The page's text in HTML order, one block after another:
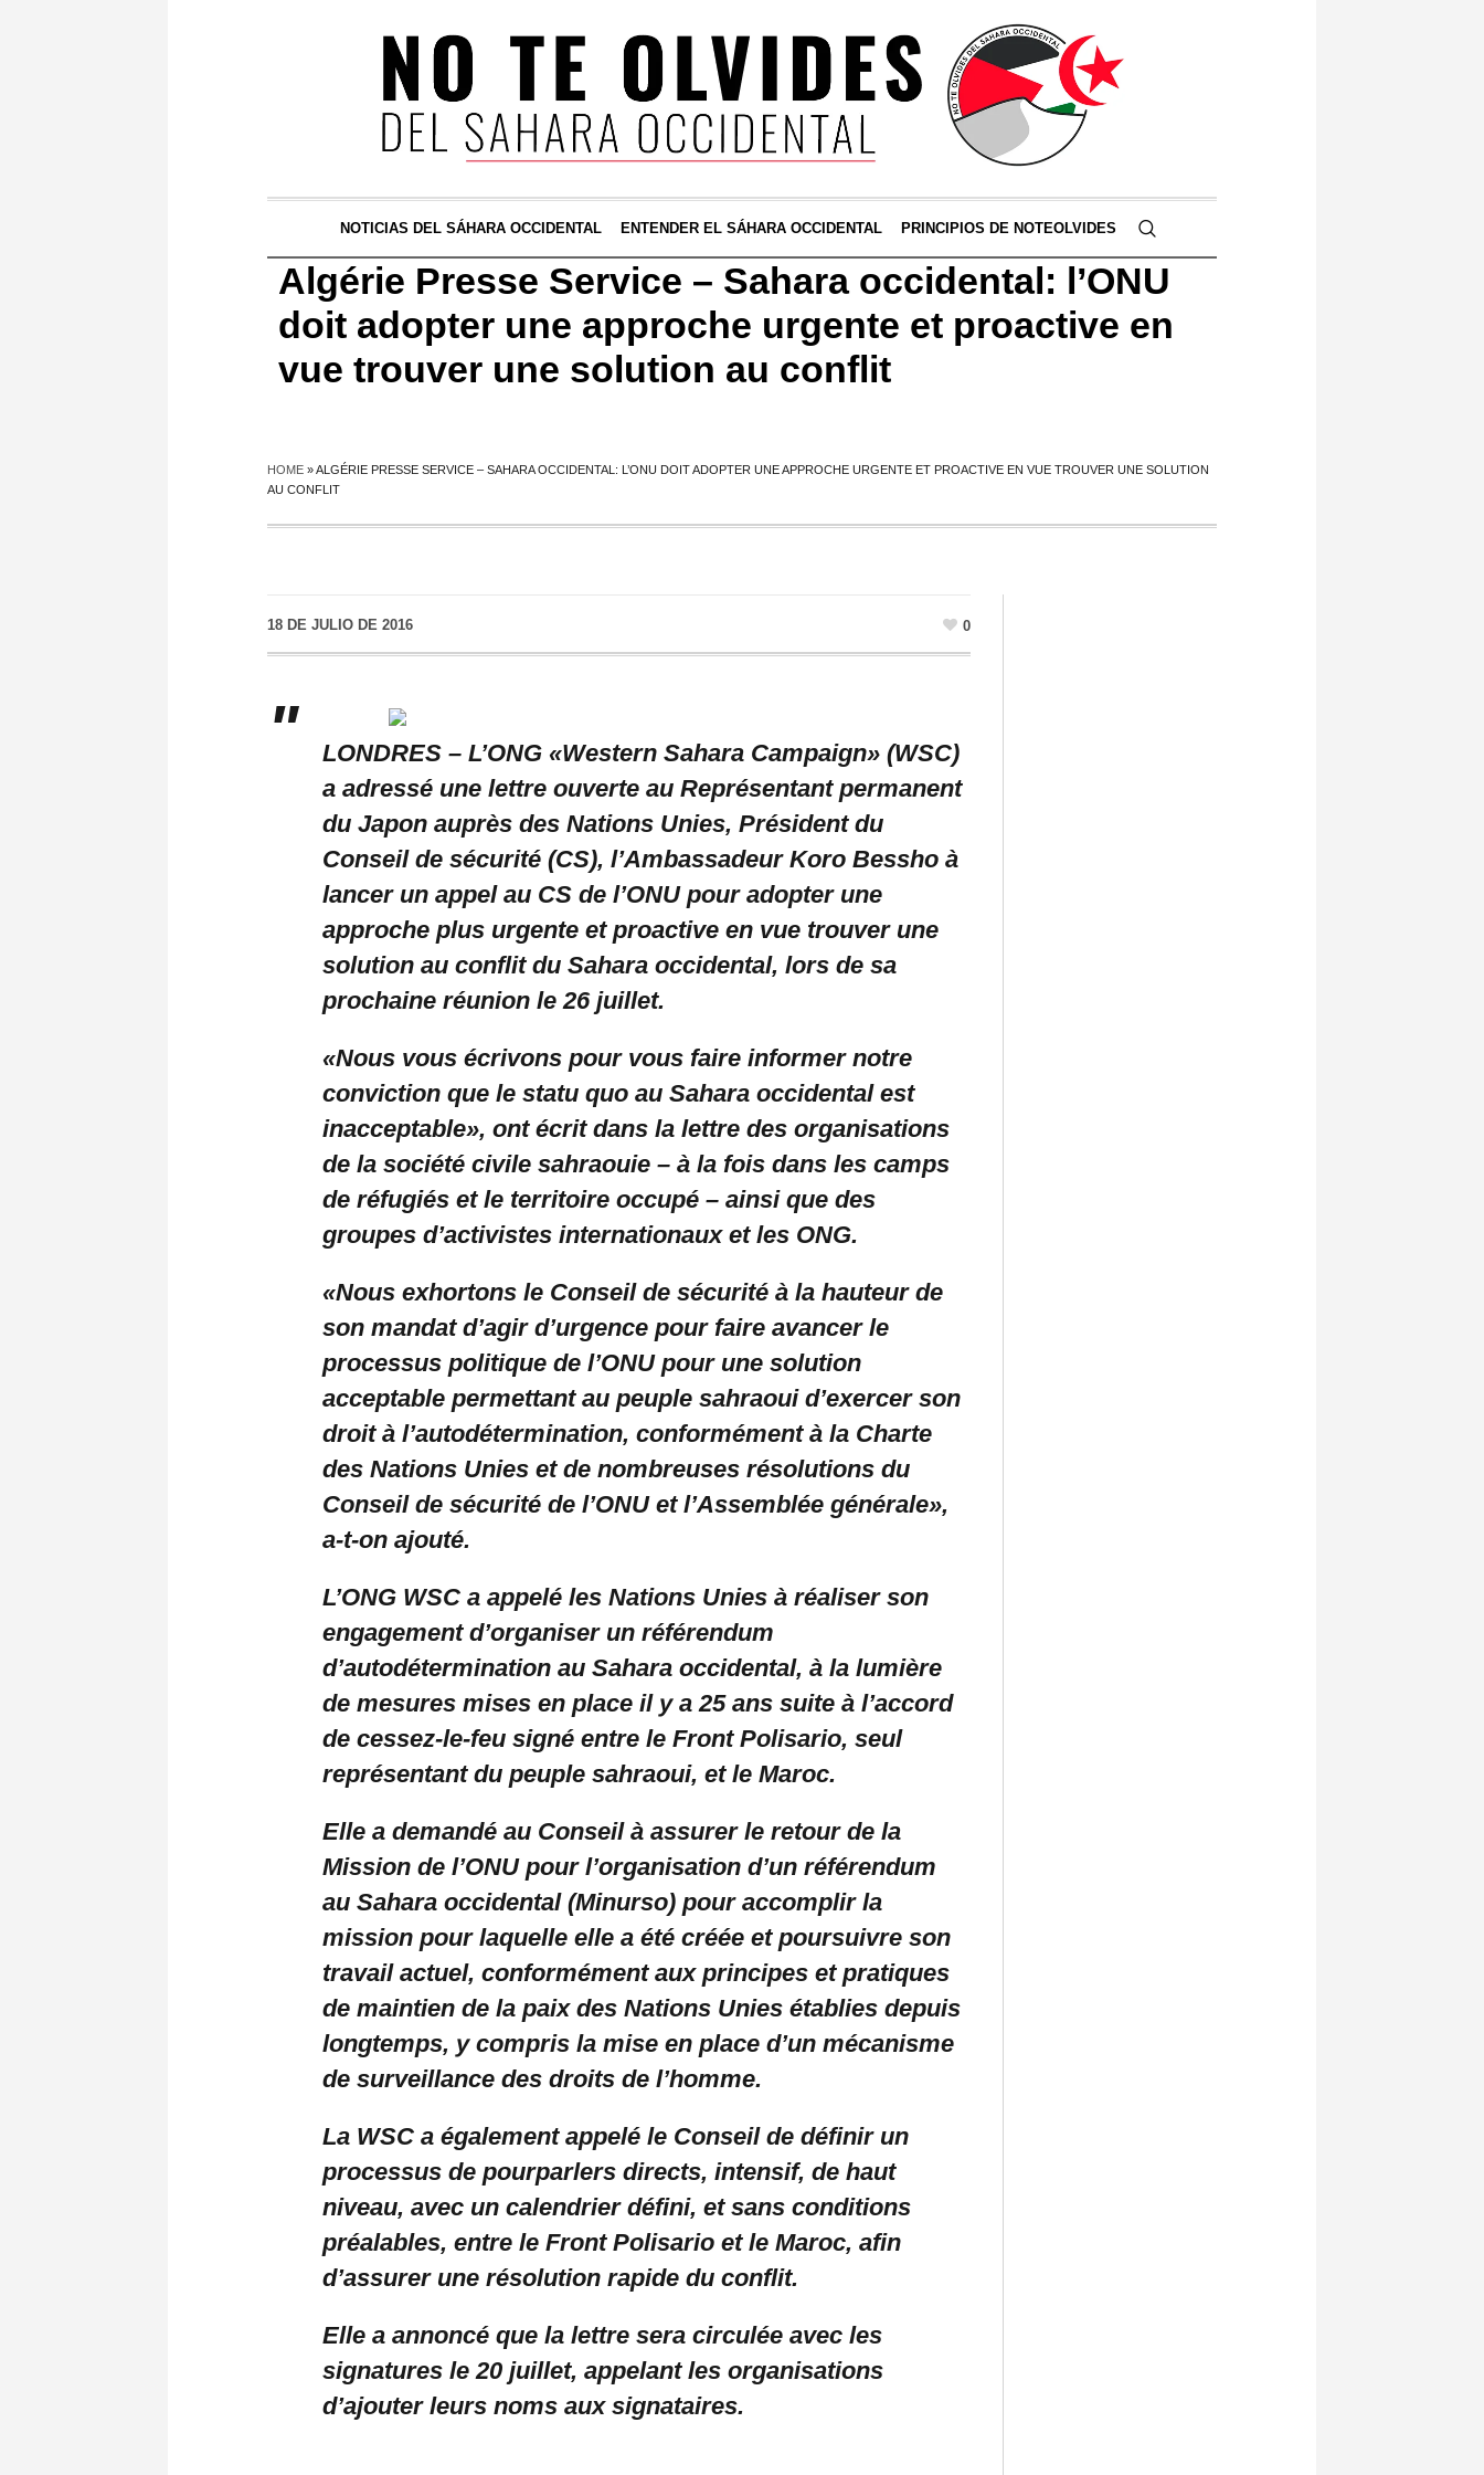
NOTICIAS DEL SÁHARA OCCIDENTAL ENTENDER EL SÁHARA OCCIDENTAL PRINCIPIOS DE NOTEOLVIDES
Algérie Presse Service – Sahara occidental: l’ONU
doit adopter une approche urgente et proactive en
vue trouver une solution au conflit
HOME »ALGÉRIE PRESSE SERVICE – SAHARA OCCIDENTAL: L’ONU DOIT ADOPTER UNE APPROCHE URGENTE ET PROACTIVE EN VUE TROUVER UNE SOLUTION
AU CONFLIT
18 DE JULIO DE 2016 0
LONDRES – L’ONG «Western Sahara Campaign» (WSC)
a adressé une lettre ouverte au Représentant permanent
du Japon auprès des Nations Unies, Président du
Conseil de sécurité (CS), l’Ambassadeur Koro Bessho à
lancer un appel au CS de l’ONU pour adopter une
approche plus urgente et proactive en vue trouver une
solution au conflit du Sahara occidental, lors de sa
prochaine réunion le 26 juillet.
«Nous vous écrivons pour vous faire informer notre
conviction que le statu quo au Sahara occidental est
inacceptable», ont écrit dans la lettre des organisations
de la société civile sahraouie – à la fois dans les camps
de réfugiés et le territoire occupé – ainsi que des
groupes d’activistes internationaux et les ONG.
«Nous exhortons le Conseil de sécurité à la hauteur de
son mandat d’agir d’urgence pour faire avancer le
processus politique de l’ONU pour une solution
acceptable permettant au peuple sahraoui d’exercer son
droit à l’autodétermination, conformément à la Charte
des Nations Unies et de nombreuses résolutions du
Conseil de sécurité de l’ONU et l’Assemblée générale»,
a-t-on ajouté.
L’ONG WSC a appelé les Nations Unies à réaliser son
engagement d’organiser un référendum
d’autodétermination au Sahara occidental, à la lumière
de mesures mises en place il y a 25 ans suite à l’accord
de cessez-le-feu signé entre le Front Polisario, seul
représentant du peuple sahraoui, et le Maroc.
Elle a demandé au Conseil à assurer le retour de la
Mission de l’ONU pour l’organisation d’un référendum
au Sahara occidental (Minurso) pour accomplir la
mission pour laquelle elle a été créée et poursuivre son
travail actuel, conformément aux principes et pratiques
de maintien de la paix des Nations Unies établies depuis
longtemps, y compris la mise en place d’un mécanisme
de surveillance des droits de l’homme.
La WSC a également appelé le Conseil de définir un
processus de pourparlers directs, intensif, de haut
niveau, avec un calendrier défini, et sans conditions
préalables, entre le Front Polisario et le Maroc, afin
d’assurer une résolution rapide du conflit.
Elle a annoncé que la lettre sera circulée avec les
signatures le 20 juillet, appelant les organisations
d’ajouter leurs noms aux signataires.